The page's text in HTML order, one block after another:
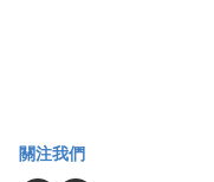
關注我們